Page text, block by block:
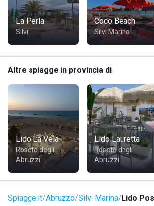
La Perla
Silvi
Coco Beach
Silvi Marina
Altre spiagge in provincia di
Lido La Vela
Roseto degli
Abruzzi
Lido Lauretta
Roseto degli
Abruzzi
Spiagge.it Abruzzo Silvi Marina Lido